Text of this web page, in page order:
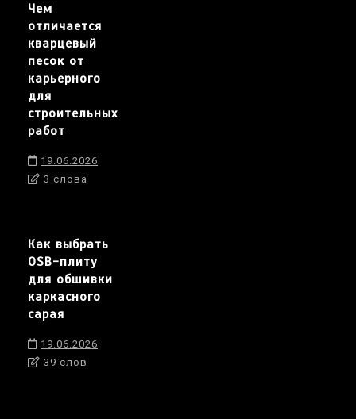
Чем
отличается
кварцевый
песок от
карьерного
для
строительных
работ
19.06.2026
3 слова
Как выбрать
OSB-плиту
для обшивки
каркасного
сарая
19.06.2026
39 слов